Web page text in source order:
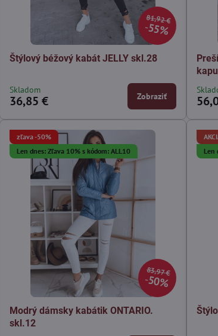
81,92 €
55%
Štýlový béžový kabát JELLY skl.28
Skladom
36,85 € Zobraziť
83,97 €
50%
zľava -50%
Len dnes: Zľava 10% s kódom: ALL10
Modrý dámsky kabátik ONTARIO.
skl.12
Len